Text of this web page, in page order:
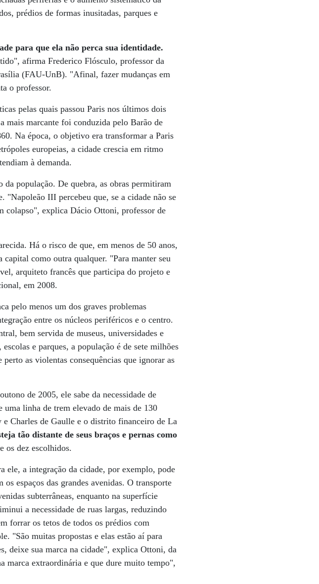
prédios de formas inusitadas, parques e
para que ela não perca sua identidade.
afirma Frederico Flósculo, professor da
(FAU-UnB). "Afinal, fazer mudanças em
o professor.
pelas quais passou Paris nos últimos dois
mais marcante foi conduzida pelo Barão de
Na época, o objetivo era transformar a Paris
europeias, a cidade crescia em ritmo
à demanda.
população. De quebra, as obras permitiram
"Napoleão III percebeu que, se a cidade não se
colapso", explica Dácio Ottoni, professor de
Há o risco de que, em menos de 50 anos,
como outra qualquer. "Para manter seu
arquiteto francês que participa do projeto e
em 2008.
pelo menos um dos graves problemas
entre os núcleos periféricos e o centro.
bem servida de museus, universidades e
e parques, a população é de sete milhões
as violentas consequências que ignorar as
de 2005, ele sabe da necessidade de
uma linha de trem elevado de mais de 130
Charles de Gaulle e o distrito financeiro de La
tão distante de seus braços e pernas como
os dez escolhidos.
ele, a integração da cidade, por exemplo, pode
espaços das grandes avenidas. O transporte
subterrâneas, enquanto na superfície
a necessidade de ruas largas, reduzindo
forrar os tetos de todos os prédios com
"São muitas propostas e elas estão aí para
deixe sua marca na cidade", explica Ottoni, da
marca extraordinária e que dure muito tempo",